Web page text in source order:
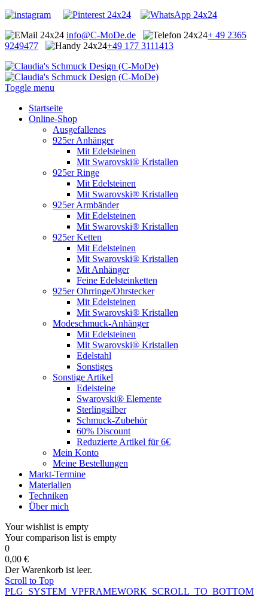
info@C-MoDe.de
+ 49 2365
9249477
+49 177 3111413
Toggle menu
Startseite
Online-Shop
Ausgefallenes
925er Anhänger
Mit Edelsteinen
Mit Swarovski® Kristallen
925er Ringe
Mit Edelsteinen
Mit Swarovski® Kristallen
925er Armbänder
Mit Edelsteinen
Mit Swarovski® Kristallen
925er Ketten
Mit Edelsteinen
Mit Swarovski® Kristallen
Mit Anhänger
Feine Edelsteinketten
925er Ohrringe/Ohrstecker
Mit Edelsteinen
Mit Swarovski® Kristallen
Modeschmuck-Anhänger
Mit Edelsteinen
Mit Swarovski® Kristallen
Edelstahl
Sonstiges
Sonstige Artikel
Edelsteine
Swarovski® Elemente
Sterlingsilber
Schmuck-Zubehör
60% Discount
Reduzierte Artikel für 6€
Mein Konto
Meine Bestellungen
Markt-Termine
Materialien
Techniken
Über mich
Your wishlist is empty
Your comparison list is empty
0
0,00 €
Der Warenkorb ist leer.
Scroll to Top
PLG_SYSTEM_VPFRAMEWORK_SCROLL_TO_BOTTOM